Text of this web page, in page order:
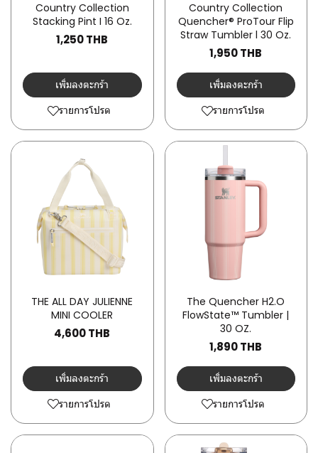
Country Collection
Stacking Pint I 16 Oz.
1,250 THB
เพิ่มลงตะกร้า
รายการโปรด
Country Collection
Quencher® ProTour Flip
Straw Tumbler l 30 Oz.
1,950 THB
เพิ่มลงตะกร้า
รายการโปรด
THE ALL DAY JULIENNE
MINI COOLER
4,600 THB
เพิ่มลงตะกร้า
รายการโปรด
The Quencher H2.O
FlowState™ Tumbler |
30 OZ.
1,890 THB
เพิ่มลงตะกร้า
รายการโปรด